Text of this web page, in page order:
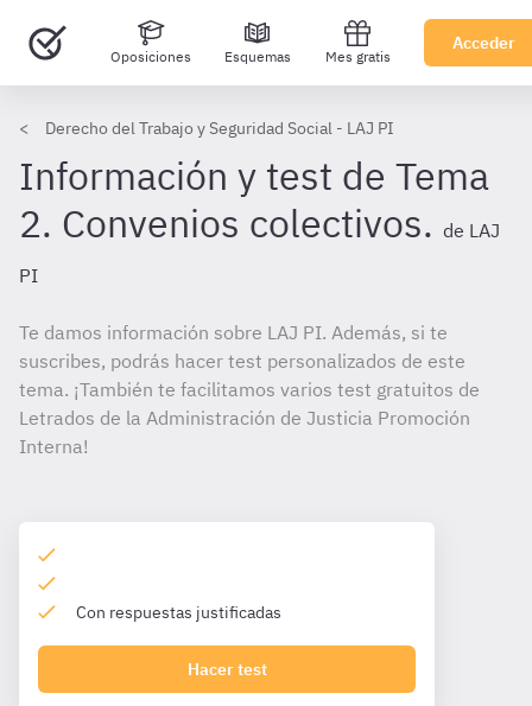
Oposiciones Esquemas Mes gratis
Acceder
Derecho del Trabajo y Seguridad Social - LAJ PI
Información y test de Tema
2. Convenios colectivos. de LAJ
PI
Te damos información sobre LAJ PI. Además, si te
suscribes, podrás hacer test personalizados de este
tema. ¡También te facilitamos varios test gratuitos de
Letrados de la Administración de Justicia Promoción
Interna!
Con respuestas justificadas
Hacer test